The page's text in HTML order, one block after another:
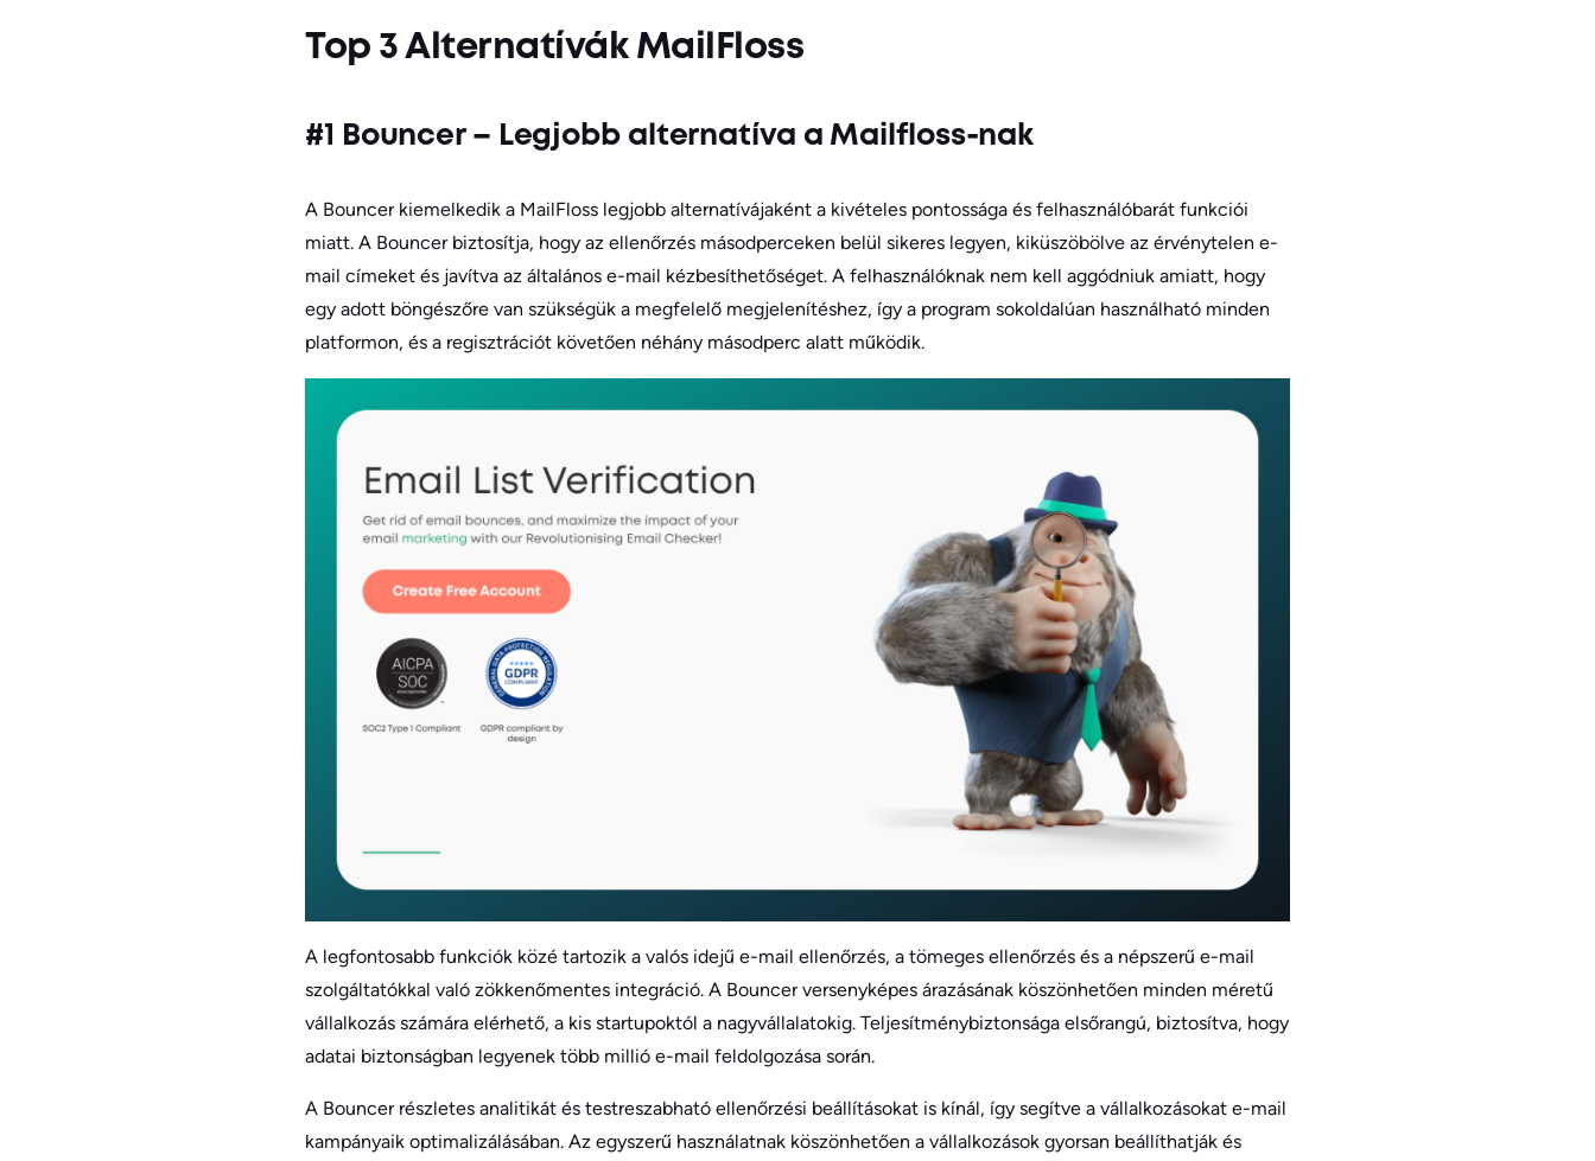
Top 3 Alternatívák MailFloss
#1 Bouncer – Legjobb alternatíva a Mailfloss-nak
A Bouncer kiemelkedik a MailFloss legjobb alternatívájaként a kivételes pontossága és felhasználóbarát funkciói
miatt. A Bouncer biztosítja, hogy az ellenőrzés másodperceken belül sikeres legyen, kiküszöbölve az érvénytelen e-
mail címeket és javítva az általános e-mail kézbesíthetőséget. A felhasználóknak nem kell aggódniuk amiatt, hogy
egy adott böngészőre van szükségük a megfelelő megjelenítéshez, így a program sokoldalúan használható minden
platformon, és a regisztrációt követően néhány másodperc alatt működik.
A legfontosabb funkciók közé tartozik a valós idejű e-mail ellenőrzés, a tömeges ellenőrzés és a népszerű e-mail
szolgáltatókkal való zökkenőmentes integráció. A Bouncer versenyképes árazásának köszönhetően minden méretű
vállalkozás számára elérhető, a kis startupoktól a nagyvállalatokig. Teljesítménybiztonsága elsőrangú, biztosítva, hogy
adatai biztonságban legyenek több millió e-mail feldolgozása során.
A Bouncer részletes analitikát és testreszabható ellenőrzési beállításokat is kínál, így segítve a vállalkozásokat e-mail
kampányaik optimalizálásában. Az egyszerű használatnak köszönhetően a vállalkozások gyorsan beállíthatják és